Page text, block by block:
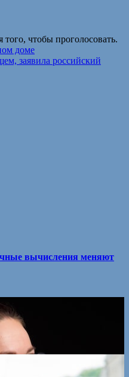
того, чтобы проголосовать.
доме
заявила российский
вычисления меняют